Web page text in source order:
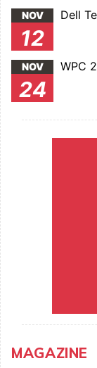
NOV
12
Dell
NOV
24
WPC
MAGAZINE